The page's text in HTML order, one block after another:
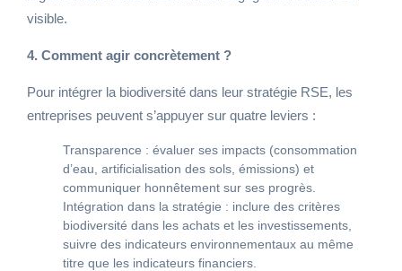
visible.
4. Comment agir concrètement ?
Pour intégrer la biodiversité dans leur stratégie RSE, les
entreprises peuvent s’appuyer sur quatre leviers :
Transparence : évaluer ses impacts (consommation
d’eau, artificialisation des sols, émissions) et
communiquer honnêtement sur ses progrès.
Intégration dans la stratégie : inclure des critères
biodiversité dans les achats et les investissements,
suivre des indicateurs environnementaux au même
titre que les indicateurs financiers.